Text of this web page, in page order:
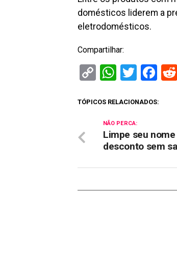
domésticos liderem a
eletrodomésticos.
Compartilhar:
Copy
TÓPICOS RELACIONADOS:
NÃO PERCA:
Limpe seu
desconto sem